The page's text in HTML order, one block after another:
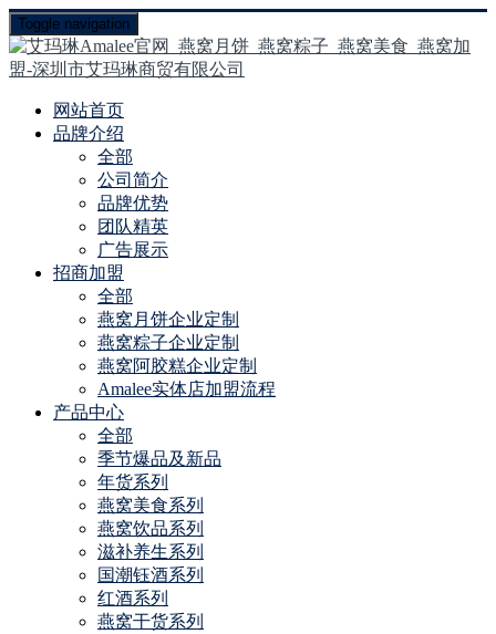
Toggle navigation
网站首页
品牌介绍
全部
公司简介
品牌优势
团队精英
广告展示
招商加盟
全部
燕窝月饼企业定制
燕窝粽子企业定制
燕窝阿胶糕企业定制
Amalee实体店加盟流程
产品中心
全部
季节爆品及新品
年货系列
燕窝美食系列
燕窝饮品系列
滋补养生系列
国潮钰酒系列
红酒系列
燕窝干货系列